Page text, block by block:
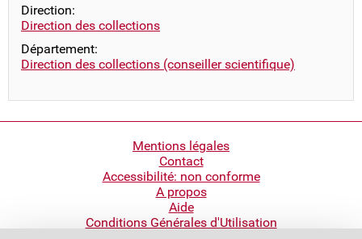
Direction:
Direction des collections
Département:
Direction des collections (conseiller scientifique)
Mentions légales
Contact
Accessibilité: non conforme
A propos
Aide
Conditions Générales d'Utilisation